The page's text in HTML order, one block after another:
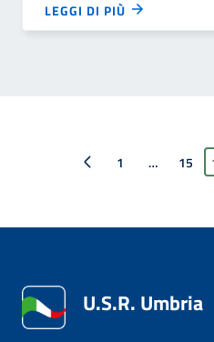
LEGGI DI PIÙ
Pagina precedente
1 … 15
U.S.R. Umbria